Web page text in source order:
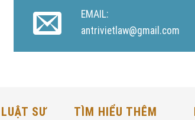
EMAIL:
antrivietlaw@gmail.com
SƯ TÌM HIỂU THÊM